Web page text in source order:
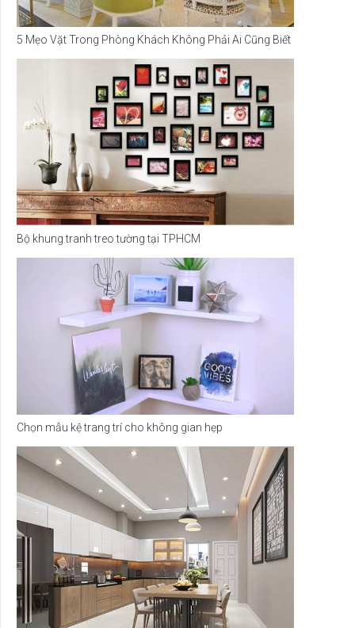
5 Mẹo Vặt Trong Phòng Khách Không Phải Ai Cũng Biết
Bộ khung tranh treo tường tại TPHCM
Chọn mẫu kệ trang trí cho không gian hẹp